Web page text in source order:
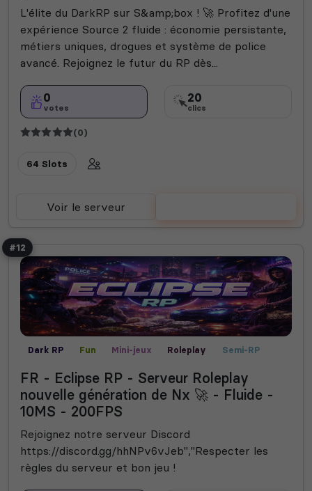
L'élite du DarkRP sur S&amp;box ! 🚀 Profitez d'une
expérience Source 2 fluide : économie persistante,
métiers uniques, drogues et système de police
avancé. Rejoignez le futur du RP dès...
0
votes
20
clics
(0)
64 Slots
Voir le serveur
#12
Dark RP Fun Mini-jeux Roleplay Semi-RP
FR - Eclipse RP - Serveur Roleplay
nouvelle génération de Nx 🚀 - Fluide -
10MS - 200FPS
Rejoignez notre serveur Discord
https://discord.gg/hhNPv6vJeb","Respecter les
règles du serveur et bon jeu !